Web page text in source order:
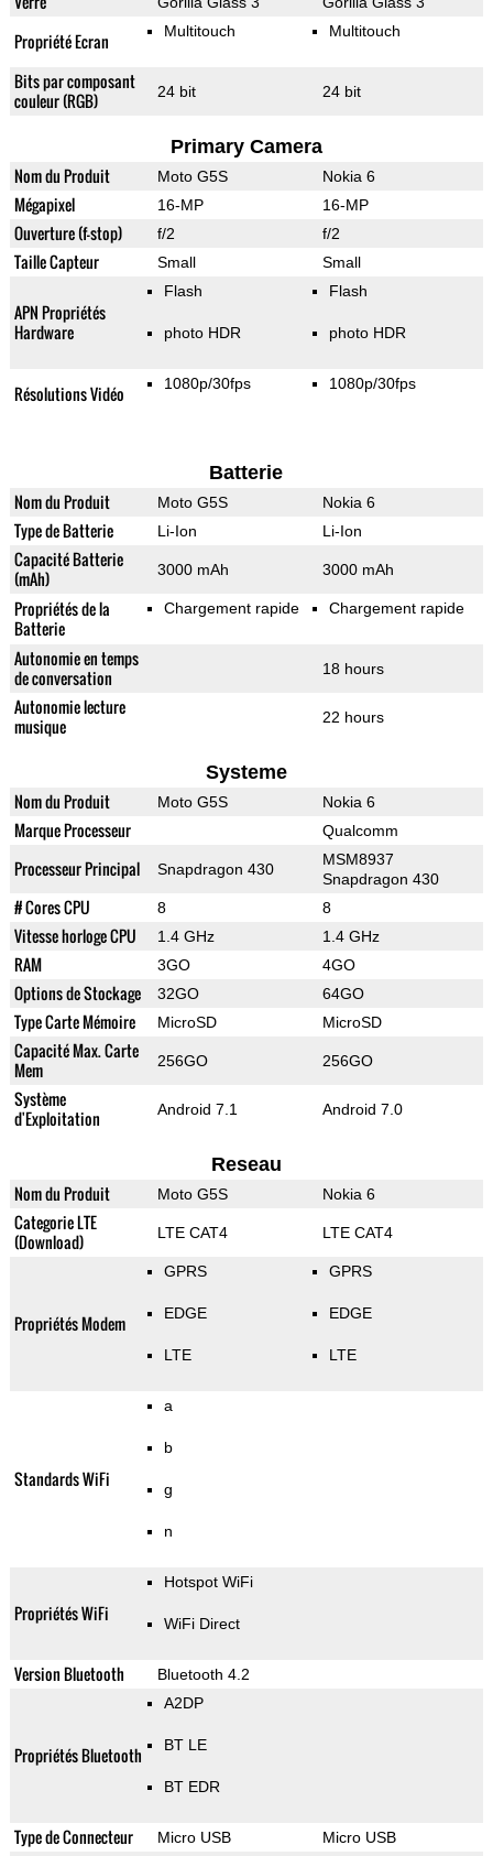
Propriété Ecran Multitouch Multitouch
Bits par composant
couleur (RGB)
24 bit 24 bit
Primary Camera
Nom du Produit Moto G5S Nokia 6
Mégapixel 16-MP 16-MP
Ouverture (f-stop) f/2 f/2
Taille Capteur Small Small
APN Propriétés
Hardware
Flash
photo HDR
Flash
photo HDR
Résolutions Vidéo 1080p/30fps 1080p/30fps
Batterie
Nom du Produit Moto G5S Nokia 6
Type de Batterie Li-Ion Li-Ion
Capacité Batterie
(mAh)
3000 mAh 3000 mAh
Propriétés de la
Batterie
Chargement rapide Chargement rapide
Autonomie en temps
de conversation
18 hours
Autonomie lecture
musique
22 hours
Systeme
Nom du Produit Moto G5S Nokia 6
Marque Processeur Qualcomm
Processeur Principal Snapdragon 430
MSM8937
Snapdragon 430
# Cores CPU 8 8
Vitesse horloge CPU 1.4 GHz 1.4 GHz
RAM 3GO 4GO
Options de Stockage 32GO 64GO
Type Carte Mémoire MicroSD MicroSD
Capacité Max. Carte
Mem
256GO 256GO
Système
d'Exploitation
Android 7.1 Android 7.0
Reseau
Nom du Produit Moto G5S Nokia 6
Categorie LTE
(Download)
LTE CAT4 LTE CAT4
Propriétés Modem
GPRS
EDGE
LTE
GPRS
EDGE
LTE
Standards WiFi
a
b
g
n
Propriétés WiFi
Hotspot WiFi
WiFi Direct
Version Bluetooth Bluetooth 4.2
Propriétés Bluetooth
A2DP
BT LE
BT EDR
Type de Connecteur Micro USB Micro USB